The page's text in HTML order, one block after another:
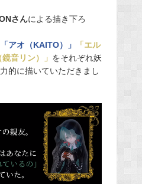
さんによる描き下ろ
「アオ（KAITO）」
「エル
音リン）」 をそれぞれ妖
的に描いていただきまし